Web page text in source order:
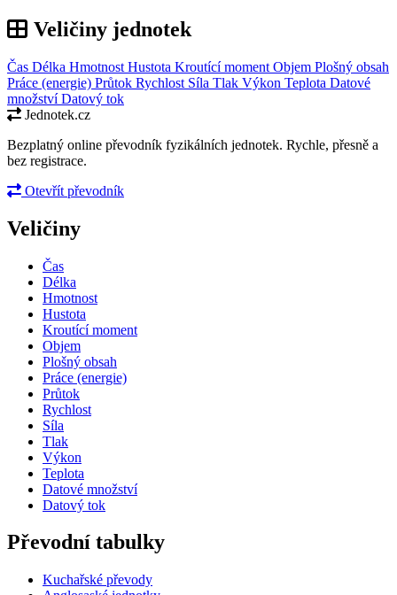
Veličiny jednotek
Čas Délka Hmotnost Hustota Kroutící moment Objem Plošný obsah
Práce (energie) Průtok Rychlost Síla Tlak Výkon Teplota Datové
množstvíDatový tok
Jednotek.cz
Bezplatný online převodník fyzikálních jednotek. Rychle, přesně a
bez registrace.
Otevřít převodník
Veličiny
Čas
Délka
Hmotnost
Hustota
Kroutící moment
Objem
Plošný obsah
Práce (energie)
Průtok
Rychlost
Síla
Tlak
Výkon
Teplota
Datové množství
Datový tok
Převodní tabulky
Kuchařské převody